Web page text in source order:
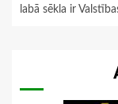
labā sēkla ir